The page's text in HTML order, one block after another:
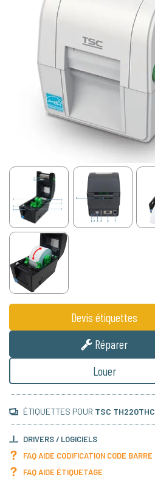
Devis étiquettes
Réparer
Louer
ÉTIQUETTES POUR TSC TH220THC
DRIVERS / LOGICIELS
FAQ AIDE CODIFICATION CODE BARRE
FAQ AIDE ÉTIQUETAGE